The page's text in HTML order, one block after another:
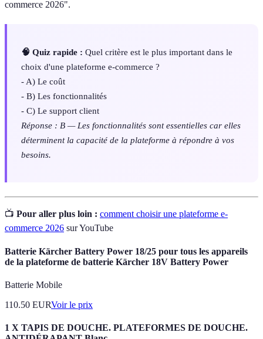
commerce 2026".
🧠 Quiz rapide : Quel critère est le plus important dans le
choix d'une plateforme e-commerce ?
- A) Le coût
- B) Les fonctionnalités
- C) Le support client
Réponse : B — Les fonctionnalités sont essentielles car elles
déterminent la capacité de la plateforme à répondre à vos
besoins.
📺 Pour aller plus loin : comment choisir une plateforme e-
commerce 2026 sur YouTube
Batterie Kärcher Battery Power 18/25 pour tous les appareils
de la plateforme de batterie Kärcher 18V Battery Power
Batterie Mobile
110.50 EURVoir le prix
1 X TAPIS DE DOUCHE. PLATEFORMES DE DOUCHE.